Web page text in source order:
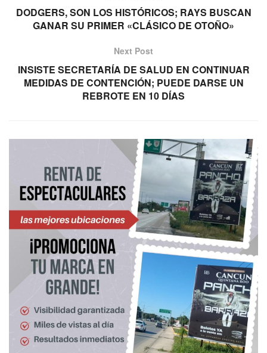
DODGERS, SON LOS HISTÓRICOS; RAYS BUSCAN
GANAR SU PRIMER «CLÁSICO DE OTOÑO»
Next Post
INSISTE SECRETARÍA DE SALUD EN CONTINUAR
MEDIDAS DE CONTENCIÓN; PUEDE DARSE UN
REBROTE EN 10 DÍAS